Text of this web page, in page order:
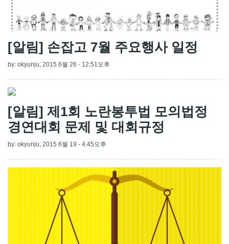
[알림] 손잡고 7월 주요행사 일정
by: okyunju, 2015 6월 26 - 12:51오후
[알림] 제1회 노란봉투법 모의법정
경연대회 문제 및 대회규정
by: okyunju , 2015 6월 19 - 4:45오후